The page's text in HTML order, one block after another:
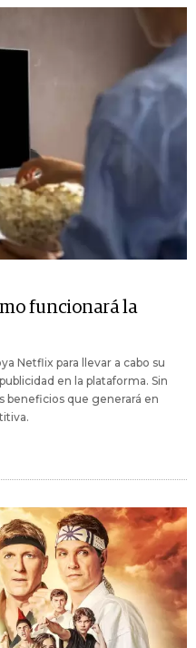
funcionará la
Netflix para llevar a cabo su
en la plataforma. Sin
beneficios que generará en